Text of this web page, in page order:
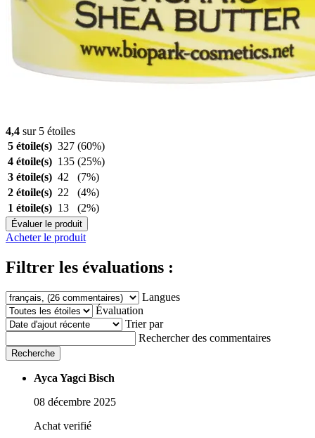
4,4 sur 5 étoiles
5 étoile(s) 327 (60%)
4 étoile(s) 135 (25%)
3 étoile(s) 42
(7%)
2 étoile(s) 22
(4%)
1 étoile(s) 13 (2%)
Évaluer le produit
Acheter le produit
Filtrer les évaluations :
Langues
Évaluation
Trier par
Rechercher des commentaires
Recherche
Ayca Yagci Bisch
08 décembre 2025
Achat verifié